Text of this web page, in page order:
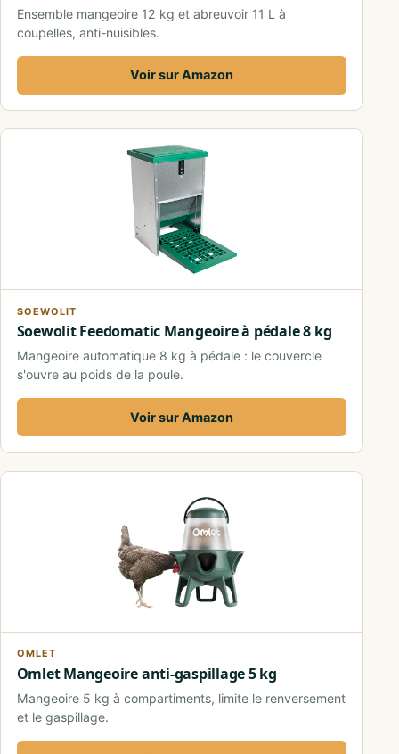
Ensemble mangeoire 12 kg et abreuvoir 11 L à
coupelles, anti-nuisibles.
Voir sur Amazon
SOEWOLIT
Soewolit Feedomatic Mangeoire à pédale 8 kg
Mangeoire automatique 8 kg à pédale : le couvercle
s'ouvre au poids de la poule.
Voir sur Amazon
OMLET
Omlet Mangeoire anti-gaspillage 5 kg
Mangeoire 5 kg à compartiments, limite le renversement
et le gaspillage.